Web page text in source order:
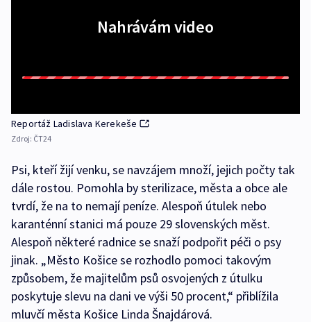
Nahrávám video
Reportáž Ladislava Kerekeše
Zdroj: ČT24
Psi, kteří žijí venku, se navzájem množí, jejich počty tak
dále rostou. Pomohla by sterilizace, města a obce ale
tvrdí, že na to nemají peníze. Alespoň útulek nebo
karanténní stanici má pouze 29 slovenských měst.
Alespoň některé radnice se snaží podpořit péči o psy
jinak. „Město Košice se rozhodlo pomoci takovým
způsobem, že majitelům psů osvojených z útulku
poskytuje slevu na dani ve výši 50 procent,“ přiblížila
mluvčí města Košice Linda Šnajdárová.